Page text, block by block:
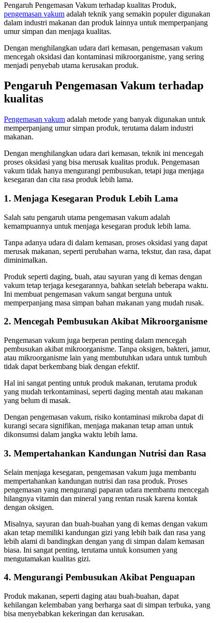
Pengaruh Pengemasan Vakum terhadap kualitas Produk,
pengemasan vakum adalah teknik yang semakin populer digunakan
dalam industri makanan dan produk lainnya untuk memperpanjang
umur simpan dan menjaga kualitas.
Dengan menghilangkan udara dari kemasan, pengemasan vakum
mencegah oksidasi dan kontaminasi mikroorganisme, yang sering
menjadi penyebab utama kerusakan produk.
Pengaruh Pengemasan Vakum terhadap
kualitas
Pengemasan vakum adalah metode yang banyak digunakan untuk
memperpanjang umur simpan produk, terutama dalam industri
makanan.
Dengan menghilangkan udara dari kemasan, teknik ini mencegah
proses oksidasi yang bisa merusak kualitas produk. Pengemasan
vakum tidak hanya mengurangi pembusukan, tetapi juga menjaga
kesegaran dan cita rasa produk lebih lama.
1. Menjaga Kesegaran Produk Lebih Lama
Salah satu pengaruh utama pengemasan vakum adalah
kemampuannya untuk menjaga kesegaran produk lebih lama.
Tanpa adanya udara di dalam kemasan, proses oksidasi yang dapat
merusak makanan, seperti perubahan warna, tekstur, dan rasa, dapat
diminimalkan.
Produk seperti daging, buah, atau sayuran yang di kemas dengan
vakum tetap terjaga kesegarannya, bahkan setelah beberapa waktu.
Ini membuat pengemasan vakum sangat berguna untuk
memperpanjang masa simpan bahan makanan yang mudah rusak.
2. Mencegah Pembusukan Akibat Mikroorganisme
Pengemasan vakum juga berperan penting dalam mencegah
pembusukan akibat mikroorganisme. Tanpa oksigen, bakteri, jamur,
atau mikroorganisme lain yang membutuhkan udara untuk tumbuh
tidak dapat berkembang biak dengan efektif.
Hal ini sangat penting untuk produk makanan, terutama produk
yang mudah terkontaminasi, seperti daging mentah atau makanan
yang belum di masak.
Dengan pengemasan vakum, risiko kontaminasi mikroba dapat di
kurangi secara signifikan, menjaga makanan tetap aman untuk
dikonsumsi dalam jangka waktu lebih lama.
3. Mempertahankan Kandungan Nutrisi dan Rasa
Selain menjaga kesegaran, pengemasan vakum juga membantu
mempertahankan kandungan nutrisi dan rasa produk. Proses
pengemasan yang mengurangi paparan udara membantu mencegah
hilangnya vitamin dan mineral yang rentan rusak karena kontak
dengan oksigen.
Misalnya, sayuran dan buah-buahan yang di kemas dengan vakum
akan tetap memiliki kandungan gizi yang lebih baik dan rasa yang
lebih alami di bandingkan dengan yang di simpan dalam kemasan
biasa. Ini sangat penting, terutama untuk konsumen yang
mengutamakan kualitas gizi.
4. Mengurangi Pembusukan Akibat Penguapan
Produk makanan, seperti daging atau buah-buahan, dapat
kehilangan kelembaban yang berharga saat di simpan terbuka, yang
bisa menyebabkan kekeringan dan kerusakan.